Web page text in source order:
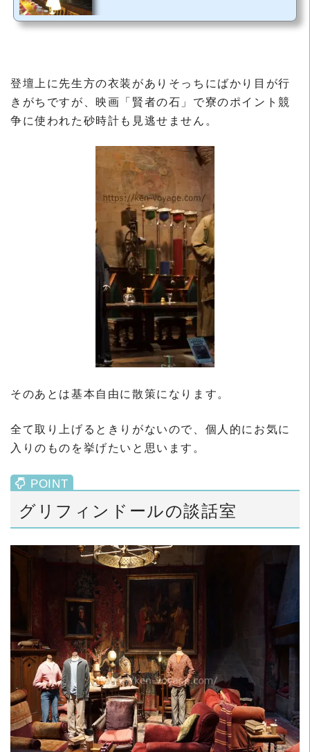
登壇上に先生方の衣装がありそっちにばかり目が行
きがちですが、映画「賢者の石」で寮のポイント競
争に使われた砂時計も見逃せません。
そのあとは基本自由に散策になります。
全て取り上げるときりがないので、個人的にお気に
入りのものを挙げたいと思います。
グリフィンドールの談話室